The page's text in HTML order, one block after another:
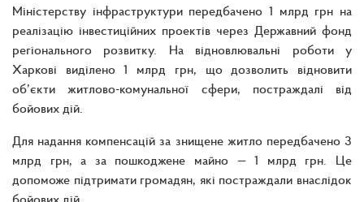
Міністерству інфраструктури передбачено 1 млрд грн на
реалізацію інвестиційних проектів через Державний фонд
регіонального розвитку. На відновлювальні роботи у
Харкові виділено 1 млрд грн, що дозволить відновити
об’єкти житлово-комунальної сфери, постраждалі від
бойових дій.
Для надання компенсацій за знищене житло передбачено 3
млрд грн, а за пошкоджене майно — 1 млрд грн. Це
допоможе підтримати громадян, які постраждали внаслідок
бойових дій.